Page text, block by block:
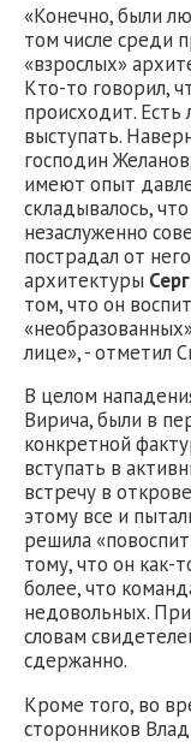
«Конечно, были
том числе среди
«взрослых»
Кто-то говорил,
происходит.
выступать.
господин
имеют опыт
складывалось,
незаслуженно
пострадал от
архитектуры
том, что он
лице», - отметил
В целом
Вирича, были в
конкретной
вступать в
встречу в
этому все и
решила
тому, что он как-
более, что
недовольных.
словам
сдержанно.
Кроме того, во
сторонников